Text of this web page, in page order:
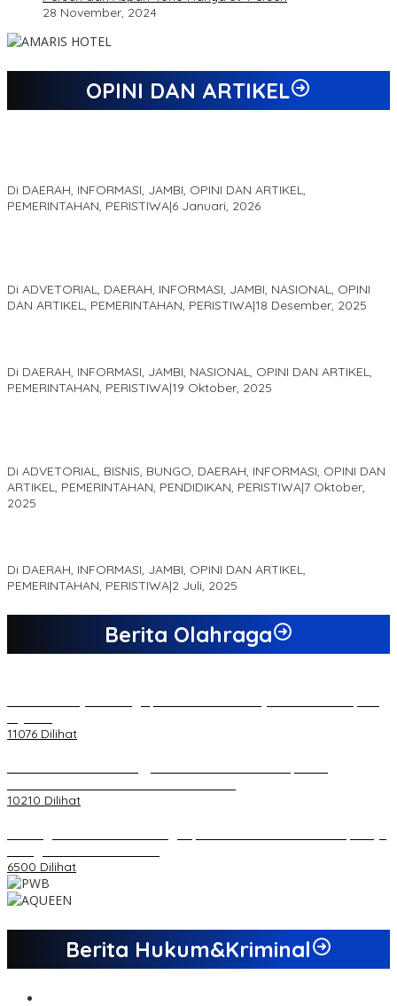
28 November, 2024
OPINI DAN ARTIKEL
Di DAERAH, INFORMASI, JAMBI, OPINI DAN ARTIKEL,
PEMERINTAHAN, PERISTIWA|6 Januari, 2026
Di ADVETORIAL, DAERAH, INFORMASI, JAMBI, NASIONAL, OPINI
DAN ARTIKEL, PEMERINTAHAN, PERISTIWA|18 Desember, 2025
Di DAERAH, INFORMASI, JAMBI, NASIONAL, OPINI DAN ARTIKEL,
PEMERINTAHAN, PERISTIWA|19 Oktober, 2025
Di ADVETORIAL, BISNIS, BUNGO, DAERAH, INFORMASI, OPINI DAN
ARTIKEL, PEMERINTAHAN, PENDIDIKAN, PERISTIWA|7 Oktober,
2025
Di DAERAH, INFORMASI, JAMBI, OPINI DAN ARTIKEL,
PEMERINTAHAN, PERISTIWA|2 Juli, 2025
Berita Olahraga
11076 Dilihat
10210 Dilihat
6500 Dilihat
Berita Hukum&Kriminal